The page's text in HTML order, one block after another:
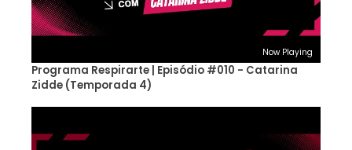
Now Playing
Programa Respirarte | Episódio #010 - Catarina
Zidde (Temporada 4)